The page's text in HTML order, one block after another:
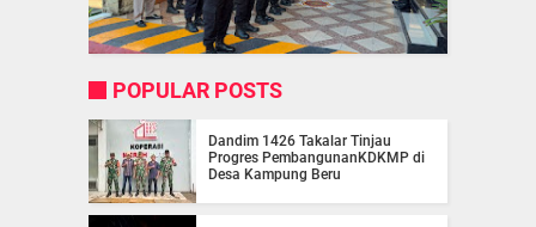
POPULAR POSTS
Dandim 1426 Takalar Tinjau
Progres PembangunanKDKMP di
Desa Kampung Beru